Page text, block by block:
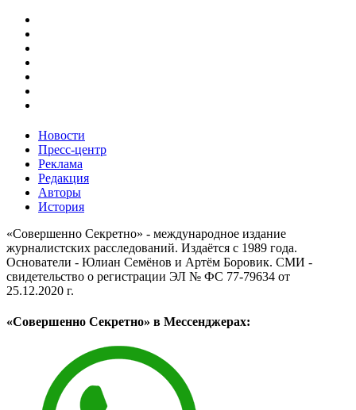
Новости
Пресс-центр
Реклама
Редакция
Авторы
История
«Совершенно Секретно» - международное издание
журналистских расследований. Издаётся с 1989 года.
Основатели - Юлиан Семёнов и Артём Боровик. CМИ -
свидетельство о регистрации ЭЛ № ФС 77-79634 от
25.12.2020 г.
«Совершенно Секретно» в Мессенджерах: